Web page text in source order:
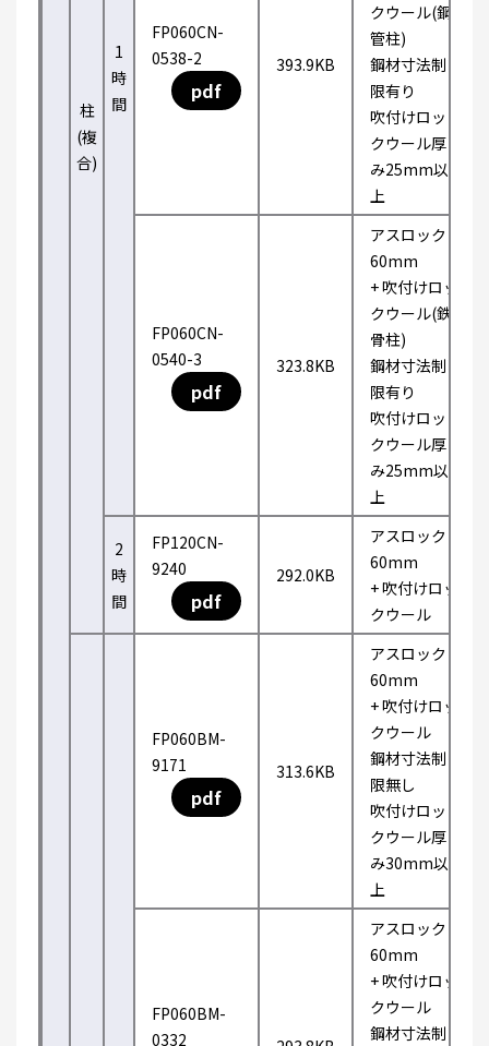
柱
(複
合)
1
時
間
FP060CN-
0538-2
pdf
393.9KB
クウール(鋼
管柱)
鋼材寸法制
限有り
吹付けロッ
クウール厚
み25mm以
上
FP060CN-
0540-3
pdf
323.8KB
アスロック
60mm
+ 吹付けロッ
クウール(鉄
骨柱)
鋼材寸法制
限有り
吹付けロッ
クウール厚
み25mm以
上
2
時
間
FP120CN-
9240
pdf
292.0KB
アスロック
60mm
+ 吹付けロッ
クウール
FP060BM-
9171
pdf
313.6KB
アスロック
60mm
+ 吹付けロッ
クウール
鋼材寸法制
限無し
吹付けロッ
クウール厚
み30mm以
上
FP060BM-
0332
アスロック
60mm
+ 吹付けロッ
クウール
鋼材寸法制